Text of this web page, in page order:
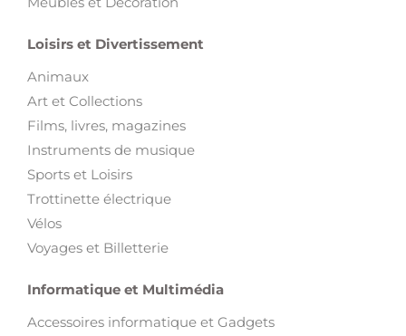
Loisirs et Divertissement
Animaux
Art et Collections
Films, livres, magazines
Instruments de musique
Sports et Loisirs
Trottinette électrique
Vélos
Voyages et Billetterie
Informatique et Multimédia
Accessoires informatique et Gadgets